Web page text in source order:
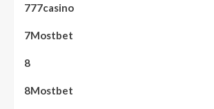
777casino
7Mostbet
8
8Mostbet